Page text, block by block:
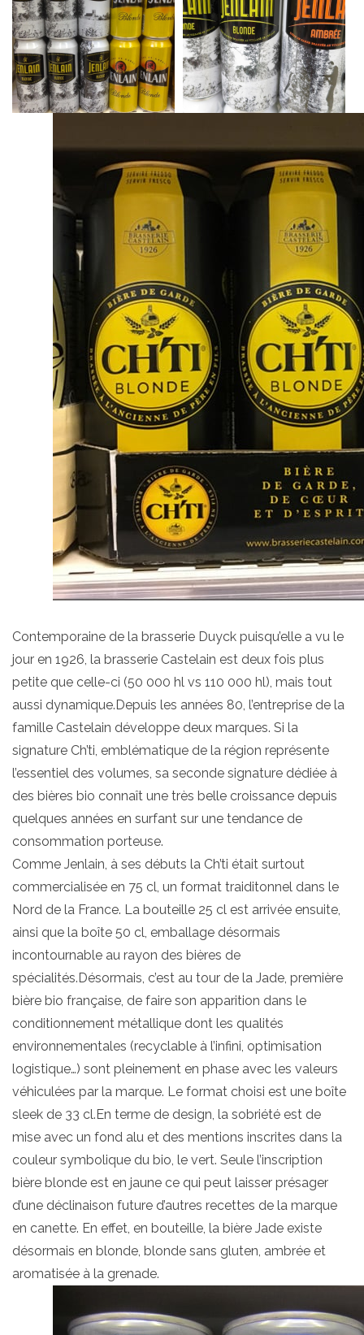
Contemporaine de la brasserie Duyck puisqu’elle a vu le
jour en 1926, la brasserie Castelain est deux fois plus
petite que celle-ci (50 000 hl vs 110 000 hl), mais tout
aussi dynamique.Depuis les années 80, l’entreprise de la
famille Castelain développe deux marques. Si la
signature Ch’ti, emblématique de la région représente
l’essentiel des volumes, sa seconde signature dédiée à
des bières bio connaît une très belle croissance depuis
quelques années en surfant sur une tendance de
consommation porteuse.
Comme Jenlain, à ses débuts la Ch’ti était surtout
commercialisée en 75 cl, un format traiditonnel dans le
Nord de la France. La bouteille 25 cl est arrivée ensuite,
ainsi que la boîte 50 cl, emballage désormais
incontournable au rayon des bières de
spécialités.Désormais, c’est au tour de la Jade, première
bière bio française, de faire son apparition dans le
conditionnement métallique dont les qualités
environnementales (recyclable à l’infini, optimisation
logistique…) sont pleinement en phase avec les valeurs
véhiculées par la marque. Le format choisi est une boîte
sleek de 33 cl.En terme de design, la sobriété est de
mise avec un fond alu et des mentions inscrites dans la
couleur symbolique du bio, le vert. Seule l’inscription
bière blonde est en jaune ce qui peut laisser présager
d’une déclinaison future d’autres recettes de la marque
en canette. En effet, en bouteille, la bière Jade existe
désormais en blonde, blonde sans gluten, ambrée et
aromatisée à la grenade.